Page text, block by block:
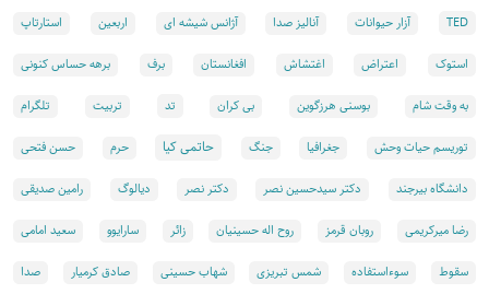
TED آزار حیوانات آنالیز صدا آژانس شیشه ای اربعین استارتاپ
استوک اعتراض اغتشاش افغانستان برف برهه حساس کنونی
به وقت شام بوسنی هرزگوین بی کران تد تربیت تلگرام
توریسم حیات وحش جغرافیا جنگ حاتمی کیا حرم حسن فتحی
دانشگاه بیرجند دکتر سیدحسین نصر دکتر نصر دیالوگ رامین صدیقی
رضا میرکریمی روبان قرمز روح اله حسینیان زائر سارایوو سعید امامی
سقوط سوءاستفاده شمس تبریزی شهاب حسینی صادق کرمیار صدا